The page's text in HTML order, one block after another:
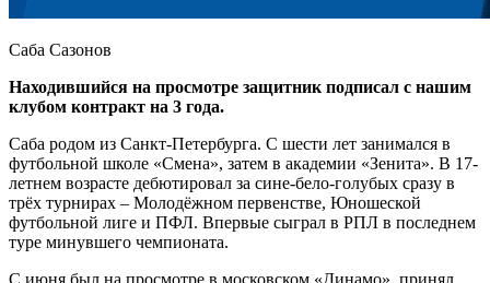
Саба Сазонов
Находившийся на просмотре защитник подписал с нашим
клубом контракт на 3 года.
Саба родом из Санкт-Петербурга. С шести лет занимался в
футбольной школе «Смена», затем в академии «Зенита». В 17-
летнем возрасте дебютировал за сине-бело-голубых сразу в
трёх турнирах – Молодёжном первенстве, Юношеской
футбольной лиге и ПФЛ. Впервые сыграл в РПЛ в последнем
туре минувшего чемпионата.
С июня был на просмотре в московском «Динамо», принял